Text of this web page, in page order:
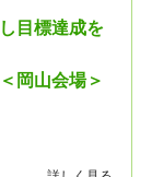
目標達成を
岡山会場＞